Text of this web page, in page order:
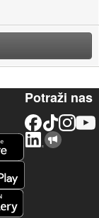
Potraži nas